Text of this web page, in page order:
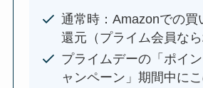
通常時：Amazonでの買
還元（プライム会員なら
プライムデーの「ポイ
ャンペーン」期間中に